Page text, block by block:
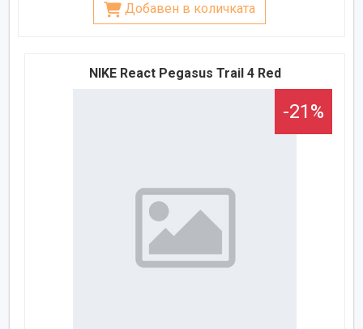
Добавен в количката
NIKE React Pegasus Trail 4 Red
-21%